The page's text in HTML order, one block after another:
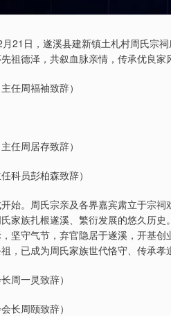
21日，遂溪县建新镇土札村周氏宗
祖德泽，共叙血脉亲情，传承优良家
任周福袖致辞）
任周居存致辞）
科员彭柏森致辞）
始。周氏宗亲及各界嘉宾肃立于宗
家族扎根遂溪、繁衍发展的悠久历
坚守气节，弃官隐居于遂溪，开基
，已成为周氏家族世代恪守、传承孝
周一灵致辞）
长周颐致辞）